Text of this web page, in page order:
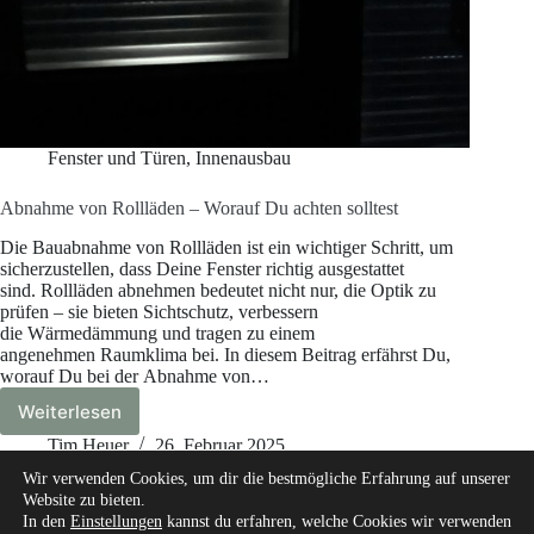
Fenster und Türen, Innenausbau
Abnahme von Rollläden – Worauf Du achten solltest
Die Bauabnahme von Rollläden ist ein wichtiger Schritt, um
sicherzustellen, dass Deine Fenster richtig ausgestattet
sind. Rollläden abnehmen bedeutet nicht nur, die Optik zu
prüfen – sie bieten Sichtschutz, verbessern
die Wärmedämmung und tragen zu einem
angenehmen Raumklima bei. In diesem Beitrag erfährst Du,
worauf Du bei der Abnahme von…
Weiterlesen
Abnahme
von
–
Worauf
Tim Heuer 26. Februar 2025
Wir verwenden Cookies, um dir die bestmögliche Erfahrung auf unserer
Website zu bieten.
In den Einstellungen kannst du erfahren, welche Cookies wir verwenden